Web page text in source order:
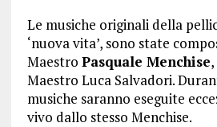
Le musiche originali della
‘nuova vita’, sono state
Maestro Pasquale Menchise
Maestro Luca Salvadori.
musiche saranno eseguite
vivo dallo stesso Menchise.